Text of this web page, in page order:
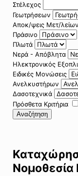
Στέλεχος
Γεωτρήσεων
Αποκ/ψεις Μετ/λείων
Πράσινο
Πλωτά
Νερά - Απόβλητα
Ηλεκτρονικός
Ειδικές Μονώσεις
Ανελκυστήρων
Δασοτεχνικά
Πρόσθετα Κριτήρια
Αναζήτηση
Νομοθεσία